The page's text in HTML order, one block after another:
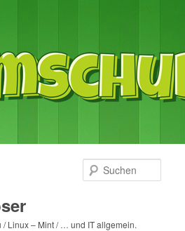
Linux – Mint / … und IT allgemein.